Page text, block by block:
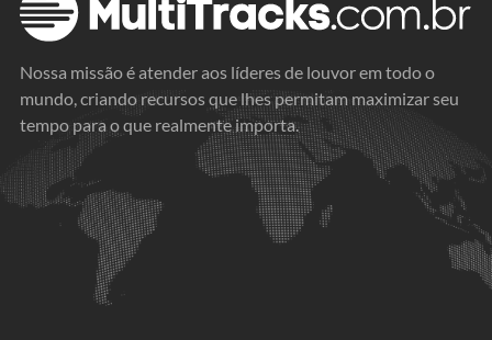
Nossa missão é atender aos líderes de louvor em todo o
mundo, criando recursos que lhes permitam maximizar seu
tempo para o que realmente importa.